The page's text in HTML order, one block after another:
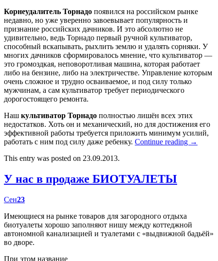
Корнеудалитель Торнадо появился на российском рынке
недавно, но уже уверенно завоевывает популярность и
признание российских дачников. И это абсолютно не
удивительно, ведь Торнадо первый ручной культиватор,
способный вскапывать, рыхлить землю и удалять сорняки. У
многих дачников сформировалось мнение, что культиватор —
это громоздкая, неповоротливая машина, которая работает
либо на бензине, либо на электричестве. Управление которым
очень сложное и трудно осваиваемое, и под силу только
мужчинам, а сам культиватор требует периодического
дорогостоящего ремонта.
Наш культиватор Торнадо полностью лишён всех этих
недостатков. Хоть он и механический, но для достижения его
эффективной работы требуется приложить минимум усилий,
работать с ним под силу даже ребенку. Continue reading →
This entry was posted on 23.09.2013.
У нас в продаже БИОТУАЛЕТЫ
Сен23
Имеющиеся на рынке товаров для загородного отдыха
биотуалеты хорошо заполняют нишу между коттеджной
автономной канализацией и туалетами с «выдвижной бадьёй»
во дворе.
При этом название